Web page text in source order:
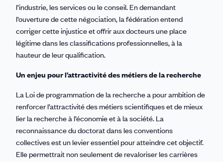
l’industrie, les services ou le conseil. En demandant
l’ouverture de cette négociation, la fédération entend
corriger cette injustice et offrir aux docteurs une place
légitime dans les classifications professionnelles, à la
hauteur de leur qualification.
Un enjeu pour l’attractivité des métiers de la recherche
La Loi de programmation de la recherche a pour ambition de
renforcer l’attractivité des métiers scientifiques et de mieux
lier la recherche à l’économie et à la société. La
reconnaissance du doctorat dans les conventions
collectives est un levier essentiel pour atteindre cet objectif.
Elle permettrait non seulement de revaloriser les carrières